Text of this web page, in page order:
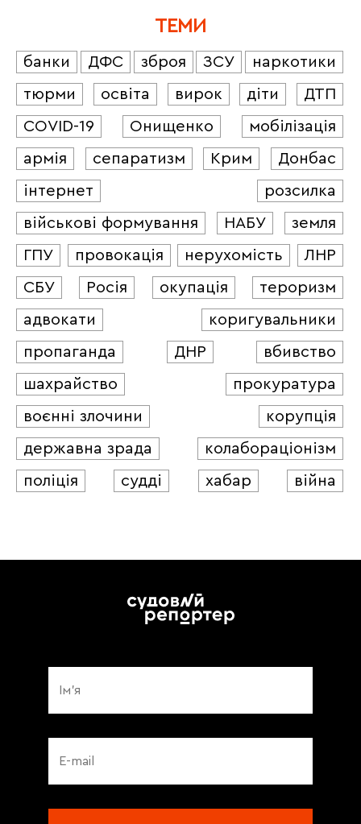
ТЕМИ
банки ДФС зброя ЗСУ
наркотики
тюрми
освіта вирок діти
ДТП
COVID-19
Онищенко
мобілізація
армія
сепаратизм Крим
Донбас
інтернет
розсилка
військові формування
НАБУ
земля
ГПУ
провокація нерухомість
ЛНР
СБУ
Росія окупація
тероризм
адвокати
коригувальники
пропаганда
ДНР
вбивство
шахрайство
прокуратура
воєнні злочини
корупція
державна зрада
колабораціонізм
поліція
судді хабар війна